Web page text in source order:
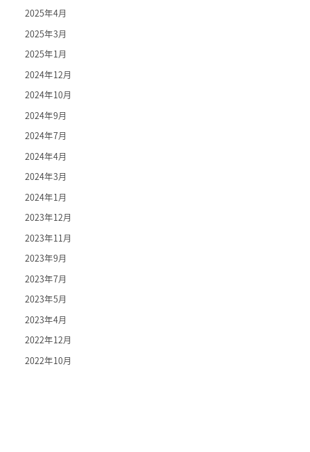
2025年4月
2025年3月
2025年1月
2024年12月
2024年10月
2024年9月
2024年7月
2024年4月
2024年3月
2024年1月
2023年12月
2023年11月
2023年9月
2023年7月
2023年5月
2023年4月
2022年12月
2022年10月